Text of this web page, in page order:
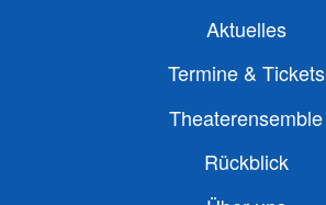
Aktuelles
Termine & Tickets
Theaterensemble
Rückblick